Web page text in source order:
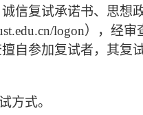
信复试承诺书、思想
logon）
，经审
自参加复试者，其复
方式。